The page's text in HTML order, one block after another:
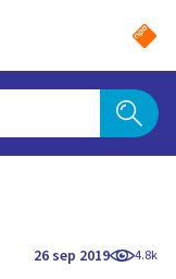
26 sep 2019 4.8k